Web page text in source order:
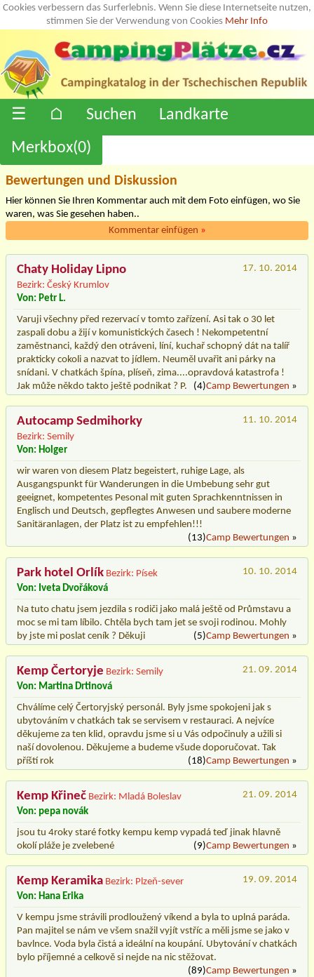
Cookies verbessern das Surferlebnis. Wenn Sie diese Internetseite nutzen,
stimmen Sie der Verwendung von Cookies Mehr Info
☰ ⌂ Suchen
Landkarte
Merkbox(0)
Bewertungen und Diskussion
Hier können Sie Ihren Kommentar auch mit dem Foto einfügen, wo Sie
waren, was Sie gesehen haben..
Kommentar einfügen »
Chaty Holiday Lipno
Bezirk: Český Krumlov
17. 10. 2014
Von: Petr L.
Varuji všechny před rezervací v tomto zařízení. Asi tak o 30 let
zaspali dobu a žijí v komunistických časech ! Nekompetentní
zaměstnanci, každý den otráveni, líní, kuchař schopný dát na talíř
prakticky cokoli a nazvat to jídlem. Neuměl uvařit ani párky na
snídani. V chatkách špína, plíseň, zima....opravdová katastrofa !
Jak může někdo takto ještě podnikat ? P.
(4)Camp Bewertungen »
Autocamp Sedmihorky
Bezirk: Semily
11. 10. 2014
Von: Holger
wir waren von diesem Platz begeistert, ruhige Lage, als
Ausgangspunkt für Wanderungen in die Umbebung sehr gut
geeignet, kompetentes Pesonal mit guten Sprachkenntnissen in
Englisch und Deutsch, gepflegtes Anwesen und saubere moderne
Sanitäranlagen, der Platz ist zu empfehlen!!!
(13)Camp Bewertungen »
Park hotel Orlík Bezirk: Písek
10. 10. 2014
Von: Iveta Dvořáková
Na tuto chatu jsem jezdila s rodiči jako malá ještě od Průmstavu a
moc se mi tam líbilo. Chtěla bych tam jet se svoji rodinou. Mohly
by jste mi poslat ceník ? Děkuji
(5)Camp Bewertungen »
Kemp Čertoryje Bezirk: Semily
21. 09. 2014
Von: Martina Drtinová
Chválíme celý Čertoryjský personál. Byly jsme spokojeni jak s
ubytováním v chatkách tak se servisem v restauraci. A nejvíce
děkujeme za ten klid, opravdu jsme si u Vás odpočinuly a užili si
naší dovolenou. Děkujeme a budeme všude doporučovat. Tak
příští rok
(18)Camp Bewertungen »
Kemp Křineč Bezirk: Mladá Boleslav
21. 09. 2014
Von: pepa novák
jsou tu 4roky staré fotky kempu kemp vypadá teď jinak hlavně
okolí pláže je zvelebené
(9)Camp Bewertungen »
Kemp Keramika Bezirk: Plzeň-sever
19. 09. 2014
Von: Hana Erika
V kempu jsme strávili prodloužený víkend a byla to uplná paráda.
Pan majitel se nám ve všem snažil vyjít vstříc a měli jsme se jako v
bavlnce. Voda byla čistá a ideální na koupání. Ubytování v chatkách
bylo příjemné a celkově si nejde na nic stěžovat.
(89)Camp Bewertungen »